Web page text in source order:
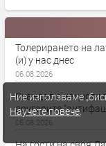
Толерирането на
(и) у нас днес
06.08.2026
Скандал с нацисти
другарите
05.08.2026
Ние използваме
Научете повече.